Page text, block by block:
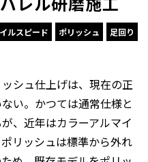
ルスピード ポリッシュ
足回り
シュ仕上げは、現在の正
い。かつては通常仕様と
、近年はカラーアルマイ
リッシュは標準から外れ